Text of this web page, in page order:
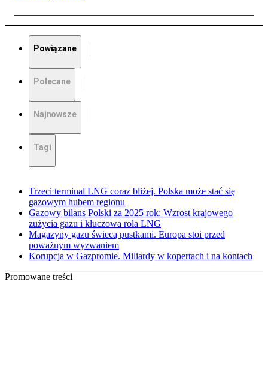
Powiązane
Polecane
Najnowsze
Tagi
Trzeci terminal LNG coraz bliżej. Polska może stać się
gazowym hubem regionu
Gazowy bilans Polski za 2025 rok: Wzrost krajowego
zużycia gazu i kluczowa rola LNG
Magazyny gazu świecą pustkami. Europa stoi przed
poważnym wyzwaniem
Korupcja w Gazpromie. Miliardy w kopertach i na kontach
Promowane treści